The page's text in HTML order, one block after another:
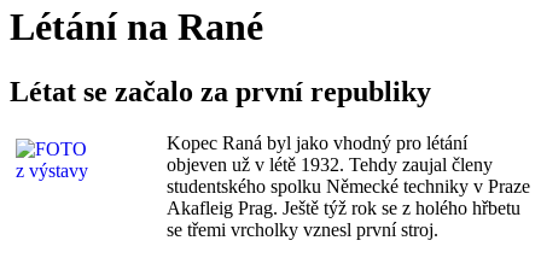
Létání na Rané
Létat se začalo za první republiky
Kopec Raná byl jako vhodný pro létání
objeven už v létě 1932. Tehdy zaujal členy
studentského spolku Německé techniky v Praze
Akafleig Prag. Ještě týž rok se z holého hřbetu
se třemi vrcholky vznesl první stroj.